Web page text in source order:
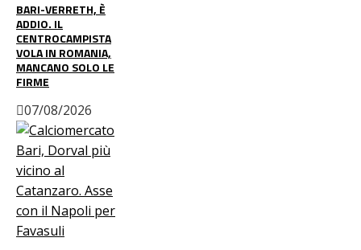
BARI-VERRETH, È
ADDIO. IL
CENTROCAMPISTA
VOLA IN ROMANIA,
MANCANO SOLO LE
FIRME
07/08/2026